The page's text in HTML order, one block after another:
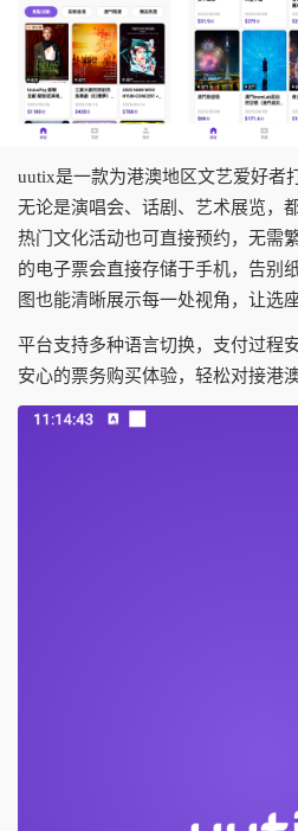
uutix是一款为港澳地区文艺爱好者
无论是演唱会、话剧、艺术展览，
热门文化活动也可直接预约，无需
的电子票会直接存储于手机，告别
图也能清晰展示每一处视角，让选
平台支持多种语言切换，支付过程
安心的票务购买体验，轻松对接港